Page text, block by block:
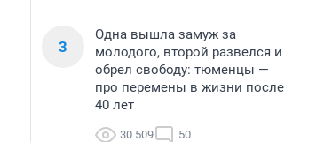
3
Одна вышла замуж за
молодого, второй развелся и
обрел свободу: тюменцы —
про перемены в жизни после
40 лет
30 509 50